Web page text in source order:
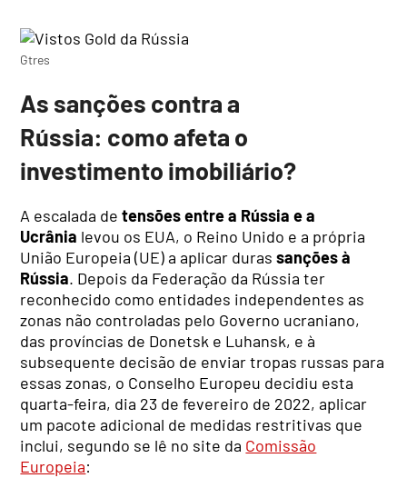
Gtres
As sanções contra a
Rússia: como afeta o
investimento imobiliário?
A escalada de tensões entre a Rússia e a
Ucrânia levou os EUA, o Reino Unido e a própria
União Europeia (UE) a aplicar durassanções à
Rússia. Depois da Federação da Rússia ter
reconhecido como entidades independentes as
zonas não controladas pelo Governo ucraniano,
das províncias de Donetsk e Luhansk, e à
subsequente decisão de enviar tropas russas para
essas zonas, o Conselho Europeu decidiu esta
quarta-feira, dia 23 de fevereiro de 2022, aplicar
um pacote adicional de medidas restritivas que
inclui, segundo se lê no site da Comissão
Europeia: